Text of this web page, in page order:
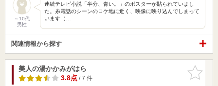
～10代
男性
連続テレビ小説「半分、青い。」のポスターが貼られていまし
た。糸電話のシーンのロケ地に近く、映像に映り込んでしまって
います（…
関連情報から探す
お気に入
りに追加
美人の湯かかみがはら
3.8点/ 7 件